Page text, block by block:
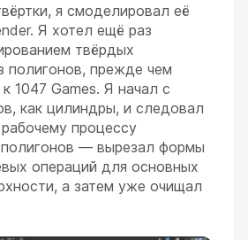
я смоделировал её
Я хотел ещё раз
твёрдых
полигонов, прежде чем
1047 Games. Я начал с
как цилиндры, и следовал
процессу
— вырезал формы
операций для основных
а затем уже очищал